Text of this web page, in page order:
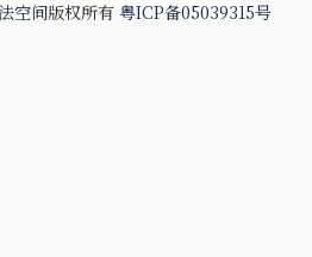
空间版权所有 粤ICP备05039315号